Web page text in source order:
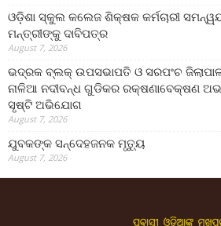
ଓଡ଼ିଶା ସ୍କୁଲ କଲେଜ ଶିକ୍ଷକ କର୍ମଚାରୀ
ମନ୍ତ୍ରୀଙ୍କୁ ଦାବିପତ୍ର
August 7, 2026
ଭଦ୍ରକ ବ୍ଲକ୍ ଉପସଭାପତି ଓ ସରପଂଚ
ନାଳିଆ ନଦୀବନ୍ଧ ଗୁଡିକର ରକ୍ଷଣାବେକ୍ଷଣ
ସୃଷ୍ଟି ଅଭିଯୋଗ
August 7, 2026
ଯୁବକଙ୍କ ସନ୍ଦେହଜନକ ମୃତ୍ୟୁ
August 7, 2026